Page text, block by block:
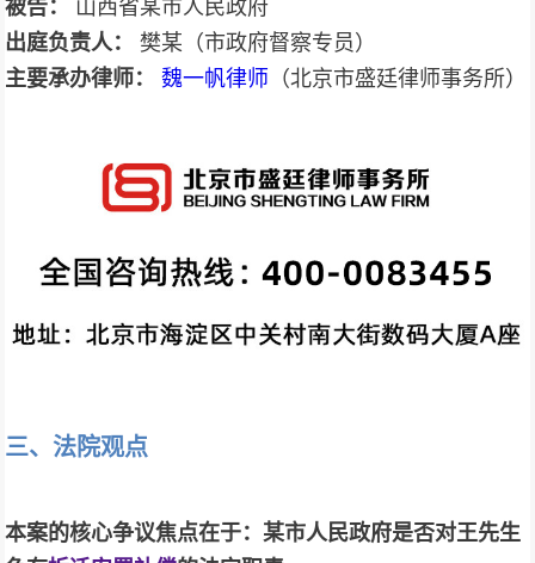
被告：
山西省某市人民政府
出庭负责人：
樊某（市政府督察专员）
主要承办律师：
魏一帆律师 （北京市盛廷律师事务所）
三、法院观点
本案的核心争议焦点在于：某市人民政府是否对王先生